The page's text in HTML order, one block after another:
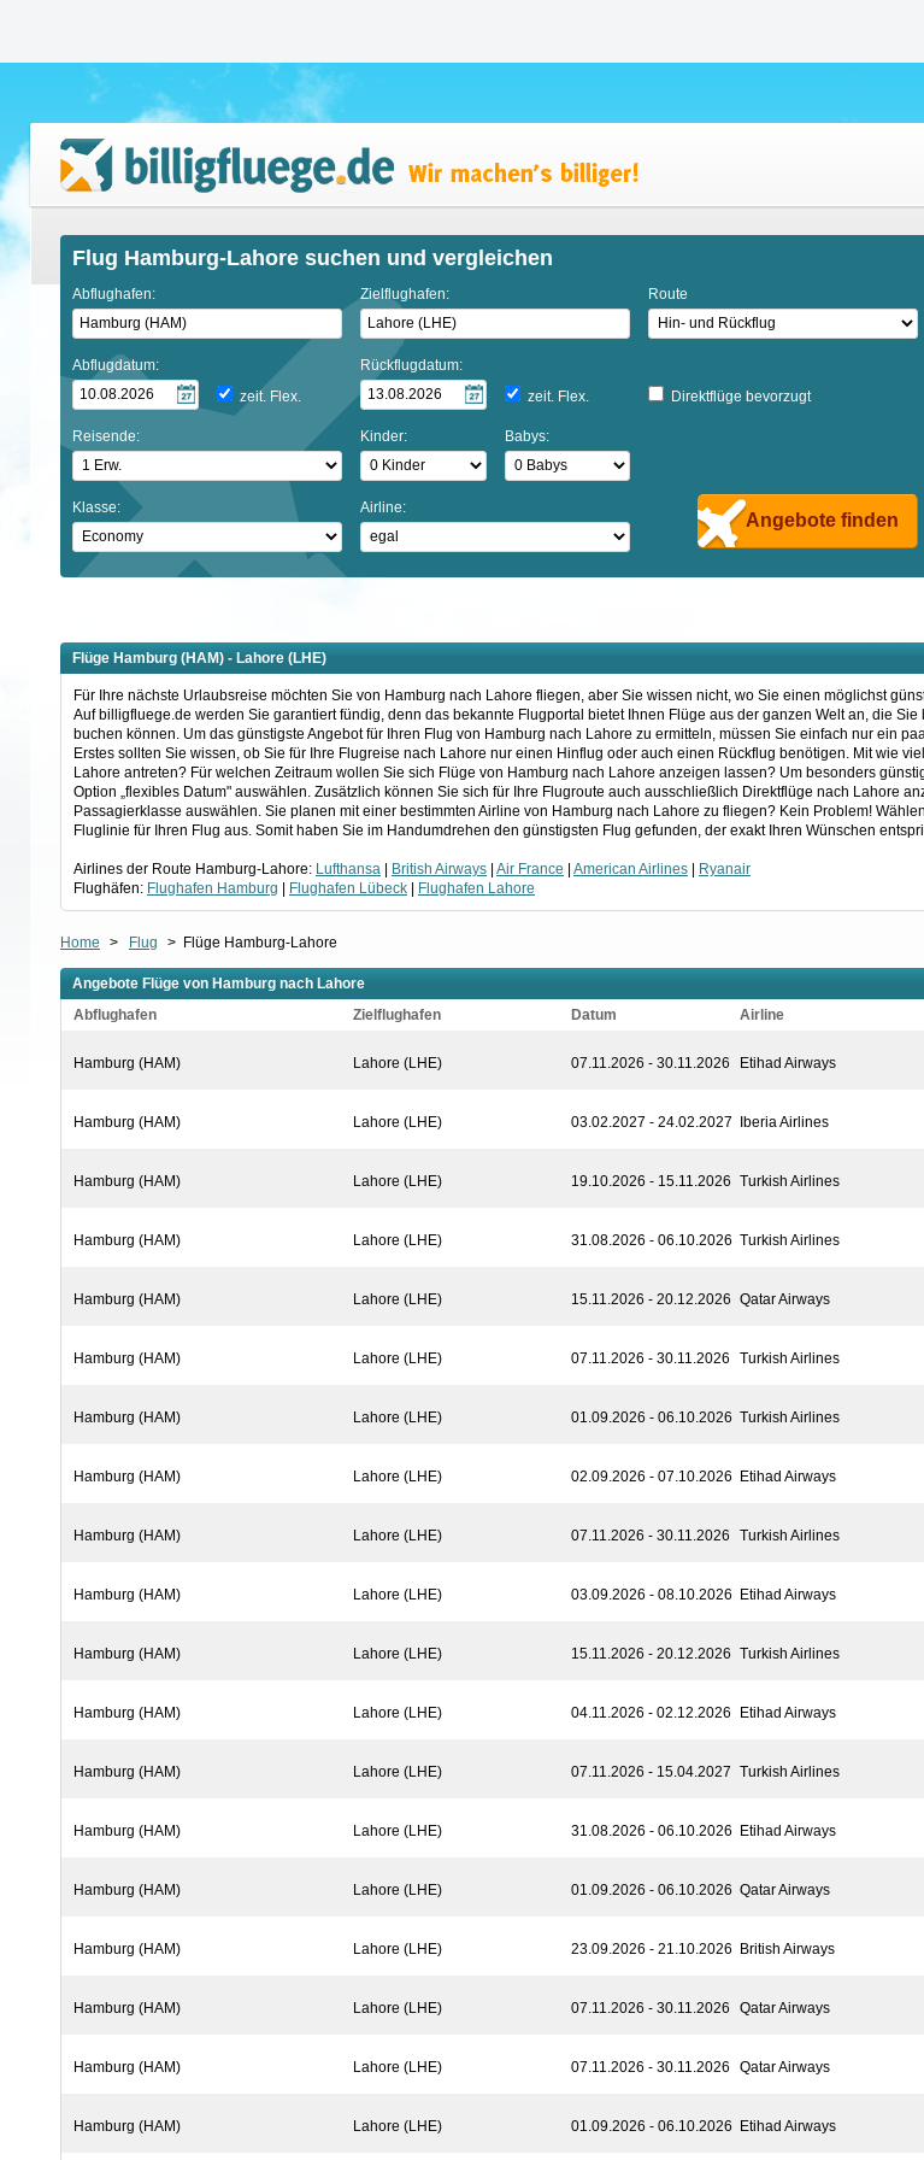
Flug Hamburg-Lahore suchen und vergleichen
Abflughafen: Zielflughafen: Route
Abflugdatum:
zeit. Flex.
Rückflugdatum:
zeit. Flex.
Direktflüge bevorzugt
Reisende: Kinder: Babys:
Klasse: Airline:
Angebote finden
Flüge Hamburg (HAM) - Lahore (LHE)
Für Ihre nächste Urlaubsreise möchten Sie von Hamburg nach Lahore fliegen, aber Sie wissen nicht, wo Sie einen möglichst
Auf billigfluege.de werden Sie garantiert fündig, denn das bekannte Flugportal bietet Ihnen Flüge aus der ganzen Welt an, die
buchen können. Um das günstigste Angebot für Ihren Flug von Hamburg nach Lahore zu ermitteln, müssen Sie einfach nur ein
Erstes sollten Sie wissen, ob Sie für Ihre Flugreise nach Lahore nur einen Hinflug oder auch einen Rückflug benötigen. Mit wie
Lahore antreten? Für welchen Zeitraum wollen Sie sich Flüge von Hamburg nach Lahore anzeigen lassen? Um besonders
Option „flexibles Datum" auswählen. Zusätzlich können Sie sich für Ihre Flugroute auch ausschließlich Direktflüge nach Lahore
Passagierklasse auswählen. Sie planen mit einer bestimmten Airline von Hamburg nach Lahore zu fliegen? Kein Problem!
Fluglinie für Ihren Flug aus. Somit haben Sie im Handumdrehen den günstigsten Flug gefunden, der exakt Ihren Wünschen
Airlines der Route Hamburg-Lahore: Lufthansa| British Airways| Air France American Airlines|
Ryanair
Flughäfen: Flughafen Hamburg Flughafen Lübeck| Flughafen Lahore
Home > Flug > Flüge Hamburg-Lahore
Angebote Flüge von Hamburg nach Lahore
Abflughafen
Zielflughafen Datum Airline
Hamburg (HAM) Lahore (LHE) 07.11.2026 - 30.11.2026 Etihad Airways
Hamburg (HAM) Lahore (LHE) 03.02.2027 - 24.02.2027 Iberia Airlines
Hamburg (HAM) Lahore (LHE) 19.10.2026 - 15.11.2026 Turkish Airlines
Hamburg (HAM) Lahore (LHE) 31.08.2026 - 06.10.2026 Turkish Airlines
Hamburg (HAM) Lahore (LHE) 15.11.2026 - 20.12.2026 Qatar Airways
Hamburg (HAM) Lahore (LHE) 07.11.2026 - 30.11.2026 Turkish Airlines
Hamburg (HAM) Lahore (LHE) 01.09.2026 - 06.10.2026 Turkish Airlines
Hamburg (HAM) Lahore (LHE) 02.09.2026 - 07.10.2026 Etihad Airways
Hamburg (HAM) Lahore (LHE) 07.11.2026 - 30.11.2026 Turkish Airlines
Hamburg (HAM) Lahore (LHE) 03.09.2026 - 08.10.2026 Etihad Airways
Hamburg (HAM) Lahore (LHE) 15.11.2026 - 20.12.2026 Turkish Airlines
Hamburg (HAM) Lahore (LHE) 04.11.2026 - 02.12.2026 Etihad Airways
Hamburg (HAM) Lahore (LHE) 07.11.2026 - 15.04.2027 Turkish Airlines
Hamburg (HAM) Lahore (LHE) 31.08.2026 - 06.10.2026 Etihad Airways
Hamburg (HAM) Lahore (LHE) 01.09.2026 - 06.10.2026 Qatar Airways
Hamburg (HAM) Lahore (LHE) 23.09.2026 - 21.10.2026 British Airways
Hamburg (HAM) Lahore (LHE) 07.11.2026 - 30.11.2026 Qatar Airways
Hamburg (HAM) Lahore (LHE) 07.11.2026 - 30.11.2026 Qatar Airways
Hamburg (HAM) Lahore (LHE) 01.09.2026 - 06.10.2026 Etihad Airways